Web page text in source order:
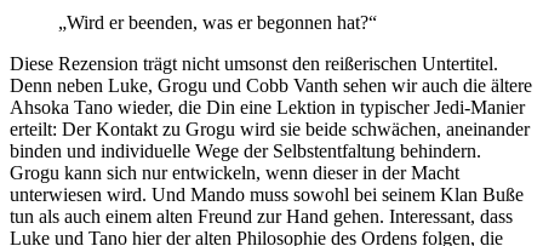
„Wird er beenden, was er begonnen hat?“
Diese Rezension trägt nicht umsonst den reißerischen Untertitel.
Denn neben Luke, Grogu und Cobb Vanth sehen wir auch die ältere
Ahsoka Tano wieder, die Din eine Lektion in typischer Jedi-Manier
erteilt: Der Kontakt zu Grogu wird sie beide schwächen, aneinander
binden und individuelle Wege der Selbstentfaltung behindern.
Grogu kann sich nur entwickeln, wenn dieser in der Macht
unterwiesen wird. Und Mando muss sowohl bei seinem Klan Buße
tun als auch einem alten Freund zur Hand gehen. Interessant, dass
Luke und Tano hier der alten Philosophie des Ordens folgen, die